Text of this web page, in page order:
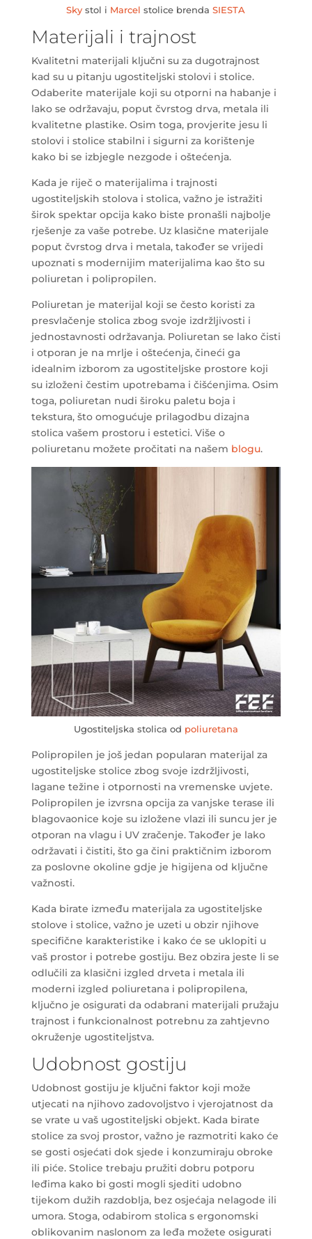
Sky stol i Marcel stolice brendaSIESTA
Materijali i trajnost
Kvalitetni materijali ključni su za dugotrajnost
kad su u pitanju ugostiteljski stolovi i stolice.
Odaberite materijale koji su otporni na habanje i
lako se održavaju, poput čvrstog drva, metala ili
kvalitetne plastike. Osim toga, provjerite jesu li
stolovi i stolice stabilni i sigurni za korištenje
kako bi se izbjegle nezgode i oštećenja.
Kada je riječ o materijalima i trajnosti
ugostiteljskih stolova i stolica, važno je istražiti
širok spektar opcija kako biste pronašli najbolje
rješenje za vaše potrebe. Uz klasične materijale
poput čvrstog drva i metala, također se vrijedi
upoznati s modernijim materijalima kao što su
poliuretan i polipropilen.
Poliuretan je materijal koji se često koristi za
presvlačenje stolica zbog svoje izdržljivosti i
jednostavnosti održavanja. Poliuretan se lako čisti
i otporan je na mrlje i oštećenja, čineći ga
idealnim izborom za ugostiteljske prostore koji
su izloženi čestim upotrebama i čišćenjima. Osim
toga, poliuretan nudi široku paletu boja i
tekstura, što omogućuje prilagodbu dizajna
stolica vašem prostoru i estetici. Više o
poliuretanu možete pročitati na našem blogu.
Ugostiteljska stolica od poliuretana
Polipropilen je još jedan popularan materijal za
ugostiteljske stolice zbog svoje izdržljivosti,
lagane težine i otpornosti na vremenske uvjete.
Polipropilen je izvrsna opcija za vanjske terase ili
blagovaonice koje su izložene vlazi ili suncu jer je
otporan na vlagu i UV zračenje. Također je lako
održavati i čistiti, što ga čini praktičnim izborom
za poslovne okoline gdje je higijena od ključne
važnosti.
Kada birate između materijala za ugostiteljske
stolove i stolice, važno je uzeti u obzir njihove
specifične karakteristike i kako će se uklopiti u
vaš prostor i potrebe gostiju. Bez obzira jeste li se
odlučili za klasični izgled drveta i metala ili
moderni izgled poliuretana i polipropilena,
ključno je osigurati da odabrani materijali pružaju
trajnost i funkcionalnost potrebnu za zahtjevno
okruženje ugostiteljstva.
Udobnost gostiju
Udobnost gostiju je ključni faktor koji može
utjecati na njihovo zadovoljstvo i vjerojatnost da
se vrate u vaš ugostiteljski objekt. Kada birate
stolice za svoj prostor, važno je razmotriti kako će
se gosti osjećati dok sjede i konzumiraju obroke
ili piće. Stolice trebaju pružiti dobru potporu
leđima kako bi gosti mogli sjediti udobno
tijekom dužih razdoblja, bez osjećaja nelagode ili
umora. Stoga, odabirom stolica s ergonomski
oblikovanim naslonom za leđa možete osigurati